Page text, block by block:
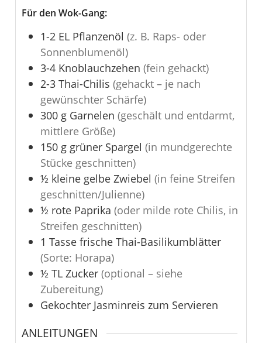
Für den Wok-Gang:
1-2 EL Pflanzenöl (z. B. Raps- oder
Sonnenblumenöl)
3-4 Knoblauchzehen (fein gehackt)
2-3 Thai-Chilis (gehackt – je nach
gewünschter Schärfe)
300 g Garnelen (geschält und entdarmt,
mittlere Größe)
150 g grüner Spargel (in mundgerechte
Stücke geschnitten)
½ kleine gelbe Zwiebel (in feine Streifen
geschnitten/Julienne)
½ rote Paprika (oder milde rote Chilis, in
Streifen geschnitten)
1 Tasse frische Thai-Basilikumblätter
(Sorte: Horapa)
½ TL Zucker (optional – siehe
Zubereitung)
Gekochter Jasminreis zum Servieren
ANLEITUNGEN